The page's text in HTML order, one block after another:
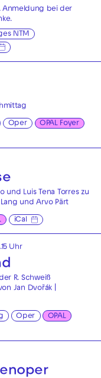
Anmeldung bei der
.
NTM
Oper
OPAL Foyer
und Luis Tena Torres zu
Lang und Arvo Pärt
iCal
Uhr
R. Schweiß
Jan Dvořák |
Oper
OPAL